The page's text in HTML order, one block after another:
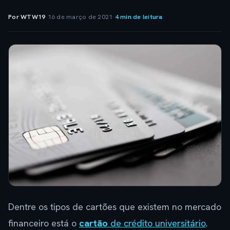
Por WTW19· 16 de março de 2021· 4 min de leitura
Dentre os tipos de cartões que existem no mercado
financeiro está o cartão de crédito universitário.